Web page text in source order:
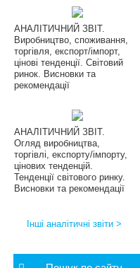
АНАЛІТИЧНИЙ ЗВІТ.
Виробництво, споживання,
торгівля, експорт/імпорт,
цінові тенденції. Світовий
ринок. Висновки та
рекомендації
АНАЛІТИЧНИЙ ЗВІТ.
Огляд виробництва,
торгівлі, експорту/імпорту,
цінових тенденцій.
Тенденції світового ринку.
Висновки та рекомендації
Інші аналітичні звіти >